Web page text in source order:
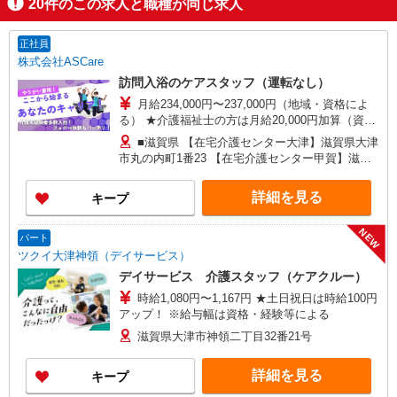
20件のこの求人と職種が同じ求人
正社員
株式会社ASCare
訪問入浴のケアスタッフ（運転なし）
月給234,000円〜237,000円（地域・資格によ
る） ★介護福祉士の方は月給20,000円加算（資格
手当） 別途交通費支給（30,000円上限／月） 別途
残業手当（月平均残業時間15時間）残業代全額支
給
■滋賀県 【在宅介護センター大津】滋賀県大津
市丸の内町1番23 【在宅介護センター甲賀】滋賀
用住宅1階 【在宅介護センター彦根】滋賀県彦根
市高宮町1362-2 センチュリーマンション110号室
【在宅介護センター長浜】滋賀県長浜市八幡東町
宅介護センター亀岡】京都府亀岡市千代川町今津
一丁目11番地10 レジェンド千代川1階A号室
【在宅介護センター福知山】京都府福知山市駅南
町三丁目101 アルファーユービル1階A号室
キープ 詳細を見る
パート
ツクイ大津神領（デイサービス）
NEW
デイサービス 介護スタッフ（ケアクルー）
時給1,080円〜1,167円 ★土日祝日は時給100円
アップ！ ※給与幅は資格・経験等による
滋賀県大津市神領二丁目32番21号
キープ 詳細を見る